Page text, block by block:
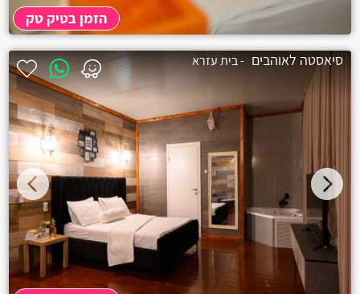
הזמן בטיק טק
סיאסטה לאוהבים - בית עזרא